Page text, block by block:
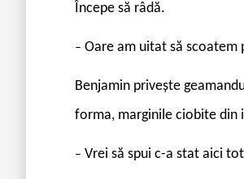
Începe să râdă.
– Oare am uitat să scoatem
Benjamin privește
forma, marginile ciobite din
– Vrei să spui c-a stat aici